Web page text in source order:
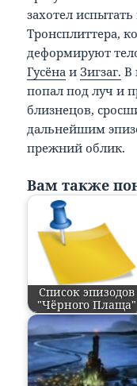
захотел
Тронсплиттера,
деформируют
Гусёна иЗигзаг. В
попал под луч и
близнецов,
дальнейшим
прежний облик.
Вам также
Список эпизодов
"Чёрного Плаща"